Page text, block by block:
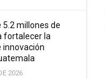
millones de
fortalecer la
innovación
2026